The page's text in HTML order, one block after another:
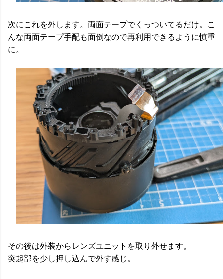
次にこれを外します。両面テープでくっついてるだけ。こ
んな両面テープ手配も面倒なので再利用できるように慎重
に。
その後は外装からレンズユニットを取り外せます。
突起部を少し押し込んで外す感じ。